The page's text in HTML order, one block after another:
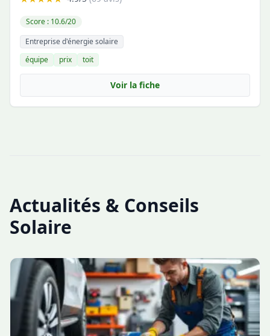
Score : 10.6/20
Entreprise d'énergie solaire
équipe
prix toit
Voir la fiche
Actualités & Conseils
Solaire